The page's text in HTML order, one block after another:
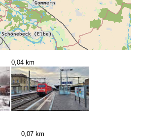
0,04 km
0,07 km